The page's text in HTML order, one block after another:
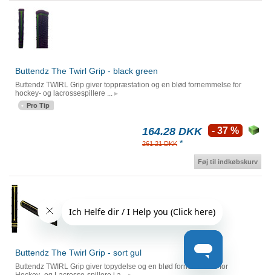
Buttendz The Twirl Grip - black green
Buttendz TWIRL Grip giver toppræstation og en blød fornemmelse for
hockey- og lacrossespillere ...
Pro Tip
164.28 DKK
261.21 DKK *
- 37 %
Føj til indkøbskurv
Buttendz The Twirl Grip - sort gul
Buttendz TWIRL Grip giver topydelse og en blød fornemmelse for